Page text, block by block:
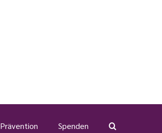
Prävention Spenden